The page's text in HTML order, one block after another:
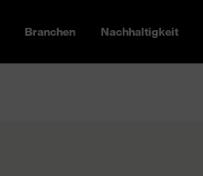
Branchen Nachhaltigkeit